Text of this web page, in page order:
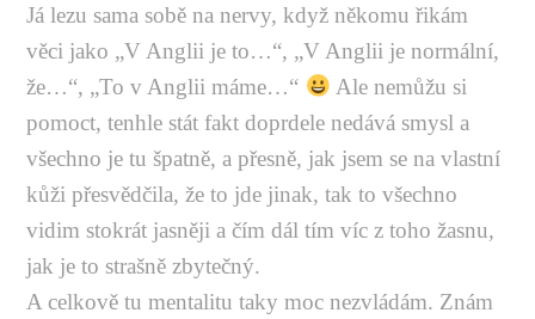
Já lezu sama sobě na nervy, když někomu řikám
věci jako „V Anglii je to…“, „V Anglii je normální,
že…“, „To v Anglii máme…“
Ale nemůžu si
pomoct, tenhle stát fakt doprdele nedává smysl a
všechno je tu špatně, a přesně, jak jsem se na vlastní
kůži přesvědčila, že to jde jinak, tak to všechno
vidim stokrát jasněji a čím dál tím víc z toho žasnu,
jak je to strašně zbytečný.
A celkově tu mentalitu taky moc nezvládám. Znám